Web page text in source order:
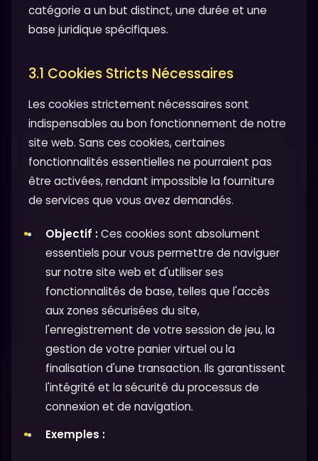
catégorie a un but distinct, une durée et une
base juridique spécifiques.
3.1 Cookies Stricts Nécessaires
Les cookies strictement nécessaires sont
indispensables au bon fonctionnement de notre
site web. Sans ces cookies, certaines
fonctionnalités essentielles ne pourraient pas
être activées, rendant impossible la fourniture
de services que vous avez demandés.
Objectif :Ces cookies sont absolument
essentiels pour vous permettre de naviguer
sur notre site web et d'utiliser ses
fonctionnalités de base, telles que l'accès
aux zones sécurisées du site,
l'enregistrement de votre session de jeu, la
gestion de votre panier virtuel ou la
finalisation d'une transaction. Ils garantissent
l'intégrité et la sécurité du processus de
connexion et de navigation.
Exemples :